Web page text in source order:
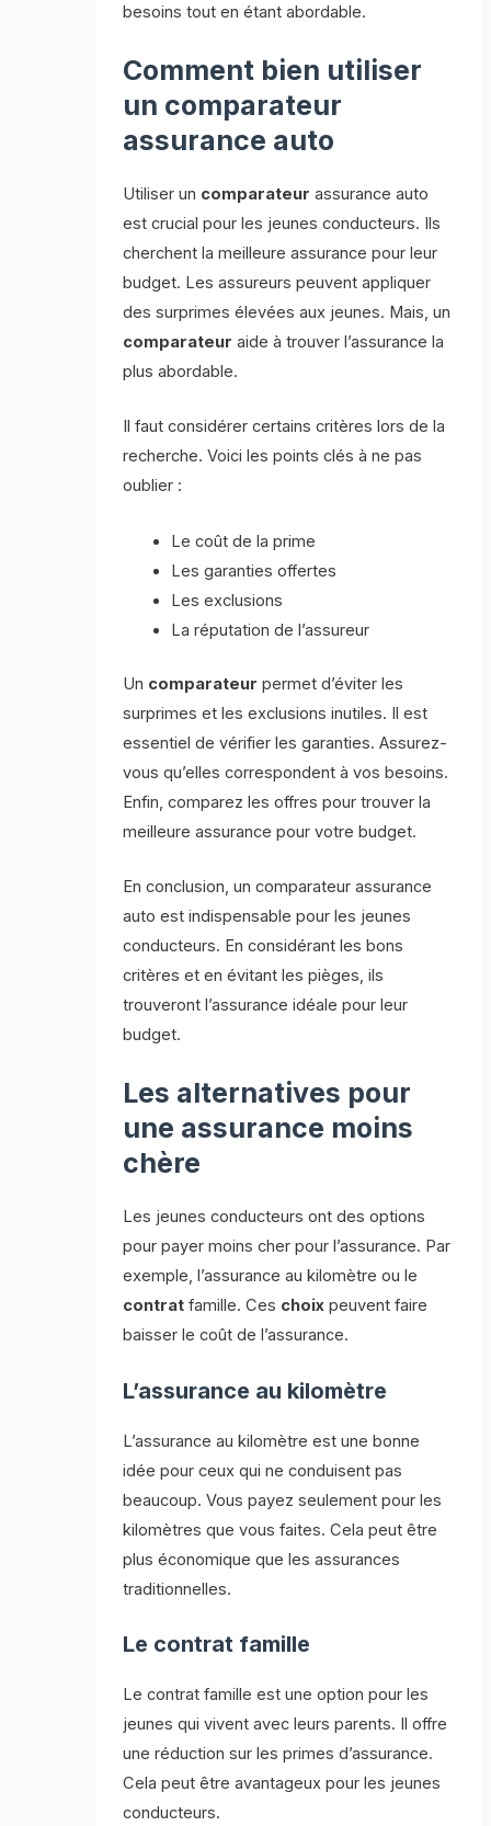
besoins tout en étant abordable.
Comment bien utiliser
un comparateur
assurance auto
Utiliser un comparateur assurance auto
est crucial pour les jeunes conducteurs. Ils
cherchent la meilleure assurance pour leur
budget. Les assureurs peuvent appliquer
des surprimes élevées aux jeunes. Mais, un
comparateur aide à trouver l’assurance la
plus abordable.
Il faut considérer certains critères lors de la
recherche. Voici les points clés à ne pas
oublier :
Le coût de la prime
Les garanties offertes
Les exclusions
La réputation de l’assureur
Un comparateur permet d’éviter les
surprimes et les exclusions inutiles. Il est
essentiel de vérifier les garanties. Assurez-
vous qu’elles correspondent à vos besoins.
Enfin, comparez les offres pour trouver la
meilleure assurance pour votre budget.
En conclusion, un comparateur assurance
auto est indispensable pour les jeunes
conducteurs. En considérant les bons
critères et en évitant les pièges, ils
trouveront l’assurance idéale pour leur
budget.
Les alternatives pour
une assurance moins
chère
Les jeunes conducteurs ont des options
pour payer moins cher pour l’assurance. Par
exemple, l’assurance au kilomètre ou le
contrat famille. Ces choix peuvent faire
baisser le coût de l’assurance.
L’assurance au kilomètre
L’assurance au kilomètre est une bonne
idée pour ceux qui ne conduisent pas
beaucoup. Vous payez seulement pour les
kilomètres que vous faites. Cela peut être
plus économique que les assurances
traditionnelles.
Le contrat famille
Le contrat famille est une option pour les
jeunes qui vivent avec leurs parents. Il offre
une réduction sur les primes d’assurance.
Cela peut être avantageux pour les jeunes
conducteurs.